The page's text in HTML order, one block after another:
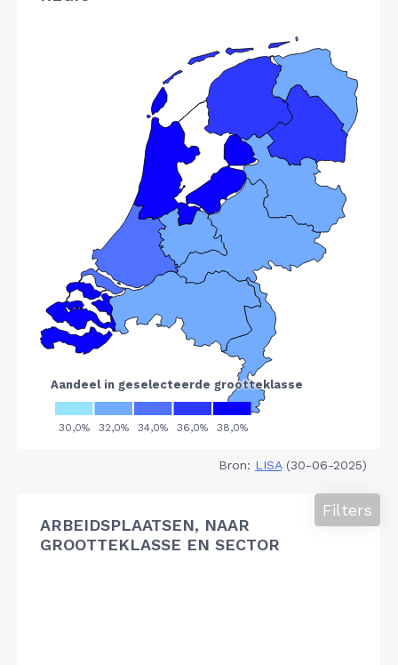
Bron: LISA(30-06-2025)
ARBEIDSPLAATSEN, NAAR
GROOTTEKLASSE EN SECTOR
Filters